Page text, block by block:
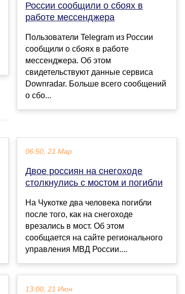
России сообщили о сбоях в
работе мессенджера
Пользователи Telegram из России
сообщили о сбоях в работе
мессенджера. Об этом
свидетельствуют данные сервиса
Downradar. Больше всего сообщений
о сбо...
06:50, 21 Мар
Двое россиян на снегоходе
столкнулись с мостом и погибли
На Чукотке два человека погибли
после того, как на снегоходе
врезались в мост. Об этом
сообщается на сайте регионального
управления МВД России....
13:00, 21 Июн